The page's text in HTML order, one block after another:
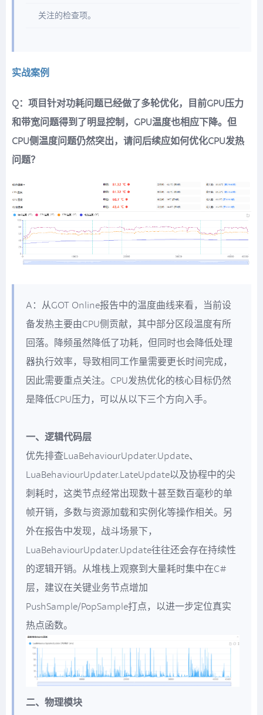
关注的检查项。
实战案例
Q：项目针对功耗问题已经做了多轮优化，目前GPU压力
和带宽问题得到了明显控制，GPU温度也相应下降。但
CPU侧温度问题仍然突出，请问后续应如何优化CPU发热
问题？
A：从GOT Online报告中的温度曲线来看，当前设
备发热主要由CPU侧贡献，其中部分区段温度有所
回落。降频虽然降低了功耗，但同时也会降低处理
器执行效率，导致相同工作量需要更长时间完成，
因此需要重点关注。CPU发热优化的核心目标仍然
是降低CPU压力，可以从以下三个方向入手。
一、逻辑代码层
优先排查LuaBehaviourUpdater.Update、
LuaBehaviourUpdater.LateUpdate以及协程中的尖
刺耗时，这类节点经常出现数十甚至数百毫秒的单
帧开销，多数与资源加载和实例化等操作相关。另
外在报告中发现，战斗场景下，
LuaBehaviourUpdater.Update往往还会存在持续性
的逻辑开销。从堆栈上观察到大量耗时集中在C#
层，建议在关键业务节点增加
PushSample/PopSample打点，以进一步定位真实
热点函数。
二、物理模块